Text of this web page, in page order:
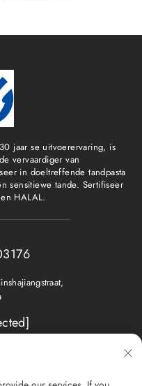
jaar se uitvoerervaring, is
vervaardiger van
in doeltreffende tandpasta
sensitiewe tande. Sertifiseer
HALAL.